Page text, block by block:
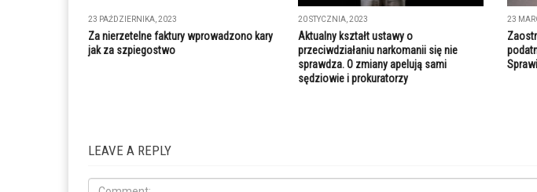
23 PAŹDZIERNIKA, 2023
Za nierzetelne faktury wprowadzono kary
jak za szpiegostwo
20 STYCZNIA, 2023
Aktualny kształt ustawy o
przeciwdziałaniu narkomanii się nie
sprawdza. O zmiany apelują sami
sędziowie i prokuratorzy
23
LEAVE A REPLY